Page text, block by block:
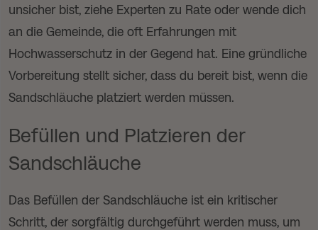
unsicher bist, ziehe Experten zu Rate oder wende dich
an die Gemeinde, die oft Erfahrungen mit
Hochwasserschutz in der Gegend hat. Eine gründliche
Vorbereitung stellt sicher, dass du bereit bist, wenn die
Sandschläuche platziert werden müssen.
Befüllen und Platzieren der
Sandschläuche
Das Befüllen der Sandschläuche ist ein kritischer
Schritt, der sorgfältig durchgeführt werden muss, um